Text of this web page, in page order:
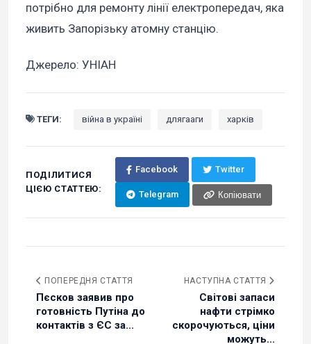
потрібно для ремонту лінії електропередач, яка
живить Запорізьку атомну станцію.
Джерело: УНІАН
ТЕГИ: війна в україні длягааги харків
ПОДІЛИТИСЯ
ЦІЄЮ СТАТТЕЮ:
Facebook Twitter
Telegram Копіювати
ПОПЕРЕДНЯ СТАТТЯ
Пєсков заявив про
готовність Путіна до
контактів з ЄС за...
НАСТУПНА СТАТТЯ
Світові запаси
нафти стрімко
скорочуються, ціни
можуть...